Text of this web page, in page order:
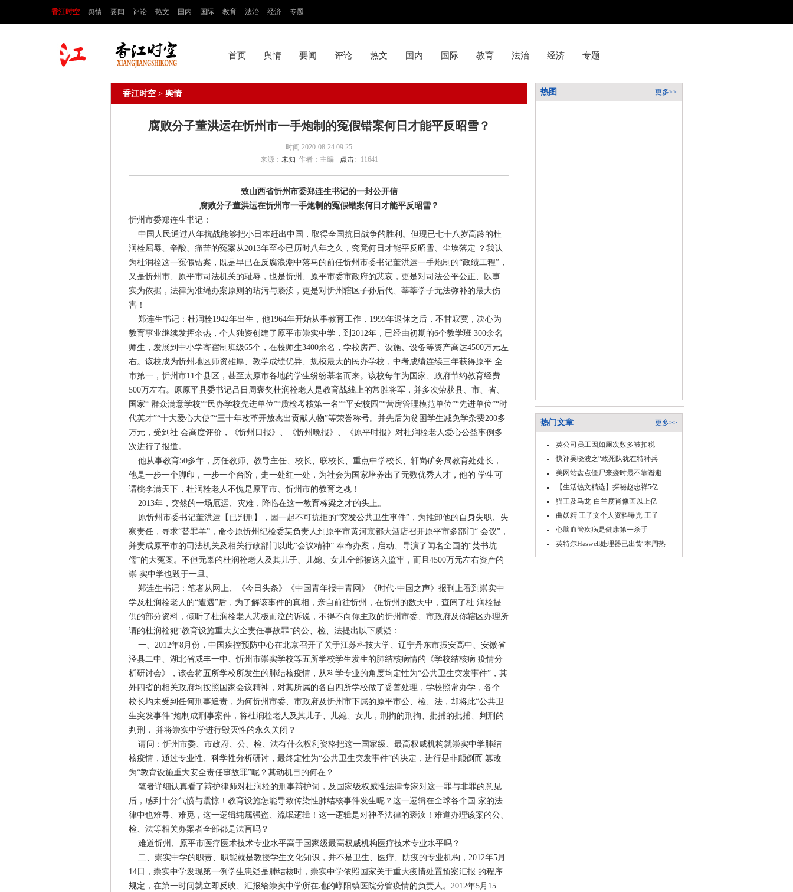
香江时空 舆情 要闻 评论 热文 国内 国际 教育 法治 经济 专题
首页 舆情 要闻 评论 热文 国内 国际 教育 法治 经济 专题
香江时空 > 舆情
腐败分子董洪运在忻州市一手炮制的冤假错案何日才能平反昭雪？
时间:2020-08-24 09:25
来源： 未知 作者：主编 点击: 11641
致山西省忻州市委郑连生书记的一封公开信
腐败分子董洪运在忻州市一手炮制的冤假错案何日才能平反昭雪？
忻州市委郑连生书记：
中国人民通过八年抗战能够把小日本赶出中国，取得全国抗日战争的胜利。但现已七十八岁高龄的杜
润栓屈辱、辛酸、痛苦的冤案从2013年至今已历时八年之久，究竟何日才能平反昭雪、尘埃落定 ？我认
为杜润栓这一冤假错案，既是早已在反腐浪潮中落马的前任忻州市委书记董洪运一手炮制的“政绩工程”，
又是忻州市、原平市司法机关的耻辱，也是忻州、原平市委市政府的悲哀，更是对司法公平公正、以事
实为依据，法律为准绳办案原则的玷污与亵渎，更是对忻州辖区子孙后代、莘莘学子无法弥补的最大伤
害！
郑连生书记：杜润栓1942年出生，他1964年开始从事教育工作，1999年退休之后，不甘寂寞，决心为
教育事业继续发挥余热，个人独资创建了原平市崇实中学，到2012年，已经由初期的6个教学班 300余名
师生，发展到中小学寄宿制班级65个，在校师生3400余名，学校房产、设施、设备等资产高达4500万元左
右。该校成为忻州地区师资雄厚、教学成绩优异、规模最大的民办学校，中考成绩连续三年获得原平 全
市第一，忻州市11个县区，甚至太原市各地的学生纷纷慕名而来。该校每年为国家、政府节约教育经费
500万左右。原原平县委书记吕日周褒奖杜润栓老人是教育战线上的常胜将军，并多次荣获县、市、省、
国家“ 群众满意学校”“民办学校先进单位”“质检考核第一名”“平安校园”“营房管理模范单位”“先进单位”“时
代英才”“十大爱心大使”“三十年改革开放杰出贡献人物”等荣誉称号。并先后为贫困学生减免学杂费200多
万元，受到社 会高度评价，《忻州日报》、《忻州晚报》、《原平时报》对杜润栓老人爱心公益事例多
次进行了报道。
他从事教育50多年，历任教师、教导主任、校长、联校长、重点中学校长、轩岗矿务局教育处处长，
他是一步一个脚印，一步一个台阶，走一处红一处，为社会为国家培养出了无数优秀人才，他的 学生可
谓桃李满天下，杜润栓老人不愧是原平市、忻州市的教育之魂！
2013年，突然的一场厄运、灾难，降临在这一教育栋梁之才的头上。
原忻州市委书记董洪运【已判刑】，因一起不可抗拒的“突发公共卫生事件”，为推卸他的自身失职、失
察责任，寻求“替罪羊”，命令原忻州纪检委某负责人到原平市黄河京都大酒店召开原平市多部门“ 会议”，
并责成原平市的司法机关及相关行政部门以此“会议精神” 奉命办案，启动、导演了闻名全国的“焚书坑
儒”的大冤案。不但无辜的杜润栓老人及其儿子、儿媳、女儿全部被送入监牢，而且4500万元左右资产的
崇 实中学也毁于一旦。
郑连生书记：笔者从网上、《今日头条》《中国青年报中青网》《时代·中国之声》报刊上看到崇实中
学及杜润栓老人的“遭遇”后，为了解该事件的真相，亲自前往忻州，在忻州的数天中，查阅了杜 润栓提
供的部分资料，倾听了杜润栓老人悲极而泣的诉说，不得不向你主政的忻州市委、市政府及你辖区办理所
谓的杜润栓犯“教育设施重大安全责任事故罪”的公、检、法提出以下质疑：
一、2012年8月份，中国疾控预防中心在北京召开了关于江苏科技大学、辽宁丹东市振安高中、安徽省
泾县二中、湖北省咸丰一中、忻州市崇实学校等五所学校学生发生的肺结核病情的《学校结核病 疫情分
析研讨会》，该会将五所学校所发生的肺结核疫情，从科学专业的角度均定性为“公共卫生突发事件”，其
外四省的相关政府均按照国家会议精神，对其所属的各自四所学校做了妥善处理，学校照常办学，各个
校长均未受到任何刑事追责，为何忻州市委、市政府及忻州市下属的原平市公、检、法，却将此“公共卫
生突发事件”炮制成刑事案件，将杜润栓老人及其儿子、儿媳、女儿，刑拘的刑拘、批捕的批捕、判刑的
判刑， 并将崇实中学进行毁灭性的永久关闭？
请问：忻州市委、市政府、公、检、法有什么权利资格把这一国家级、最高权威机构就崇实中学肺结
核疫情，通过专业性、科学性分析研讨，最终定性为“公共卫生突发事件”的决定，进行是非颠倒而 篡改
为“教育设施重大安全责任事故罪”呢？其动机目的何在？
笔者详细认真看了辩护律师对杜润栓的刑事辩护词，及国家级权威性法律专家对这一罪与非罪的意见
后，感到十分气愤与震惊！教育设施怎能导致传染性肺结核事件发生呢？这一逻辑在全球各个国 家的法
律中也难寻、难觅，这一逻辑纯属强盗、流氓逻辑！这一逻辑是对神圣法律的亵渎！难道办理该案的公、
检、法等相关办案者全部都是法盲吗？
难道忻州、原平市医疗医术技术专业水平高于国家级最高权威机构医疗技术专业水平吗？
二、崇实中学的职责、职能就是教授学生文化知识，并不是卫生、医疗、防疫的专业机构，2012年5月
14日，崇实中学发现第一例学生患疑是肺结核时，崇实中学依照国家关于重大疫情处置预案汇报 的程序
规定，在第一时间就立即反映、汇报给崇实中学所在地的崞阳镇医院分管疫情的负责人。2012年5月15
热图 更多>>
热门文章 更多>>
英公司员工因如厕次数多被扣税
快评吴晓波之“敢死队犹在特种兵
美网站盘点僵尸来袭时最不靠谱避
【生活热文精选】探秘赵忠祥5亿
猫王及马龙·白兰度肖像画以上亿
曲妖精 王子文个人资料曝光 王子
心脑血管疾病是健康第一杀手
英特尔Haswell处理器已出货 本周热